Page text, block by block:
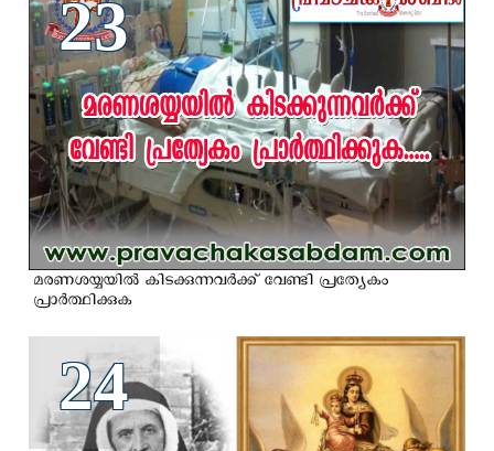
23
മരണശയ്യയില്‍ കിടക്കുന്നവര്‍ക്ക് വേണ്ടി പ്രത്യേകം
പ്രാര്‍ത്ഥിക്കുക
24